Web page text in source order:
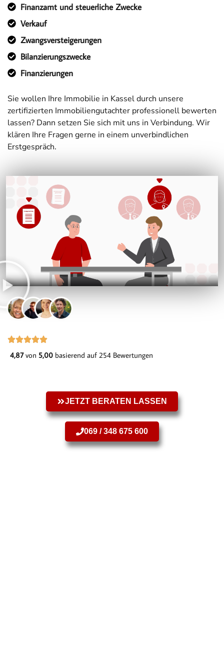
Finanzamt und steuerliche Zwecke
Verkauf
Zwangsversteigerungen
Bilanzierungszwecke
Finanzierungen
Sie wollen Ihre Immobilie in Kassel durch unsere
zertifizierten Immobiliengutachter professionell bewerten
lassen? Dann setzen Sie sich mit uns in Verbindung. Wir
klären Ihre Fragen gerne in einem unverbindlichen
Erstgespräch.
4,87von 5,00 basierend auf 254 Bewertungen
JETZT BERATEN LASSEN
069 / 348 675 600